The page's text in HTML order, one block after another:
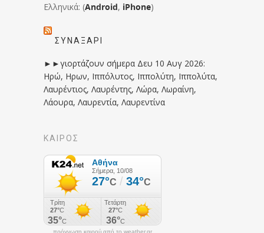
Ελληνικά: (Android, iPhone)
ΣΥΝΑΞΆΡΙ
►►γιορτάζουν σήμερα Δευ 10 Αυγ 2026:
Ηρώ, Ηρων, Ιππόλυτος, Ιππολύτη, Ιππολύτα,
Λαυρέντιος, Λαυρέντης, Λώρα, Λωραίνη,
Λάουρα, Λαυρεντία, Λαυρεντίνα
ΚΑΙΡΟΣ